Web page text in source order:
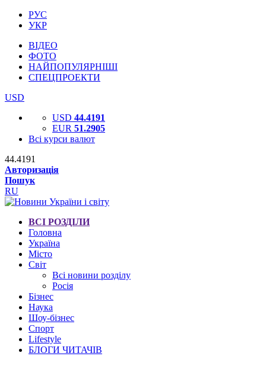
РУС
УКР
ВІДЕО
ФОТО
НАЙПОПУЛЯРНІШІ
СПЕЦПРОЕКТИ
USD
USD 44.4191
EUR 51.2905
Всі курси валют
44.4191
Авторизація
Пошук
RU
ВСІ РОЗДІЛИ
Головна
Україна
Місто
Світ
Всі новини розділу
Росія
Бізнес
Наука
Шоу-бізнес
Спорт
Lifestyle
БЛОГИ ЧИТАЧІВ